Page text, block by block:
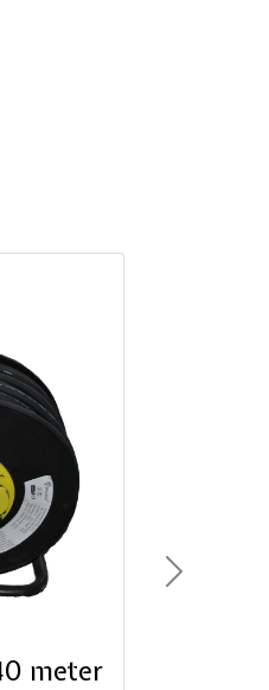
meter
Next